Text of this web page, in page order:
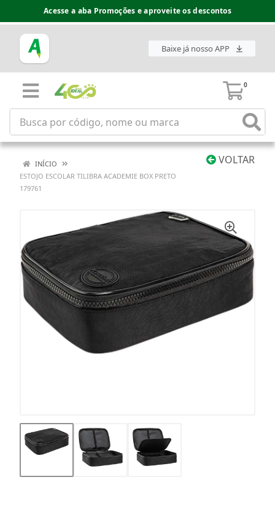
Acesse a aba Promoções e aproveite os descontos
Baixe já nosso APP
0
VOLTAR
INÍCIO
ESTOJO ESCOLAR TILIBRA ACADEMIE BOX PRETO
179761